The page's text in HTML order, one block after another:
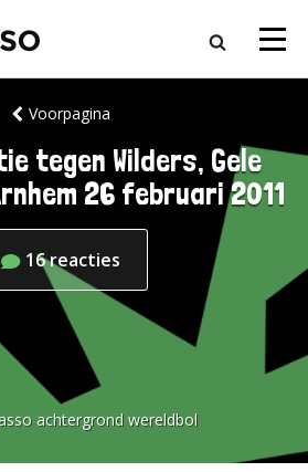
Voorpagina
tegen Wilders, Gele
26 februari 2011
16reacties
achtergrond wereldbol